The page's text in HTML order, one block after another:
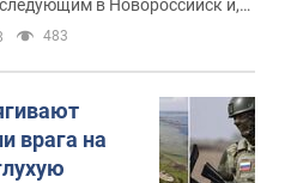
в Новороссийск и,
483
врага на